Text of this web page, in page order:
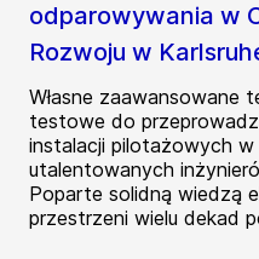
odparowywania w
Rozwoju w
Własne zaawansowane
testowe do
instalacji pilotażowych w
utalentowanych
Poparte solidną wiedzą
przestrzeni wielu dekad